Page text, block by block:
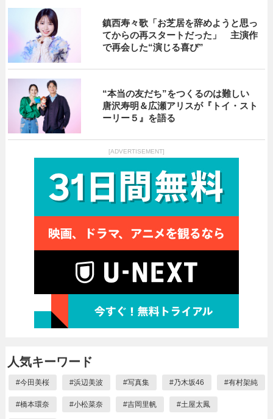
鎮西寿々歌「お芝居を辞めようと思っ
てからの再スタートだった」 主演作
で再会した“演じる喜び”
“本当の友だち”をつくるのは難しい
唐沢寿明＆広瀬アリスが『トイ・スト
ーリー５』を語る
[ADVERTISEMENT]
人気キーワード
#今田美桜 #浜辺美波 #写真集 #乃木坂46 #有村架純
#橋本環奈 #小松菜奈 #吉岡里帆 #土屋太鳳